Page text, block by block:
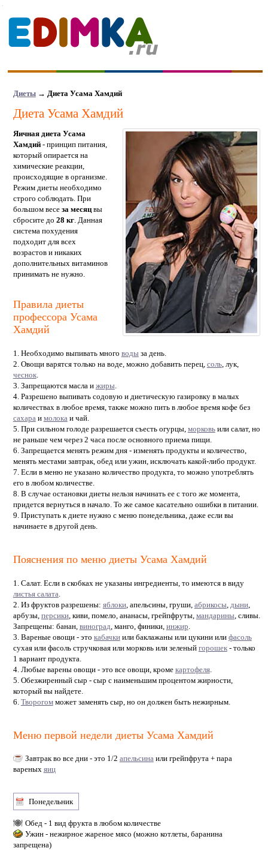
Диеты→ Диета Усама Хамдий
Диета Усама Хамдий
Яичная диета Усама
Хамдий- принцип питания,
который опирается на
химические реакции,
происходящие в организме.
Режим диеты необходимо
строго соблюдать. При
большом весе за месяцвы
сбросите до 28 кг. Данная
система похудения
подходит для всех
возрастов и никаких
дополнительных витаминов
принимать не нужно.
Правила диеты
профессора Усама
Хамдий
1. Необходимо выпивать много водыза день.
2. Овощи варятся только на воде, можно добавить перец, соль, лук,
чеснок.
3. Запрещаются масла и жиры.
4. Разрешено выпивать содовую и диетическую газировку в малых
количествах в любое время, также можно пить в любое время кофе без
сахара и молока и чай.
5. При сильном голоде разрешается съесть огурцы, морковьили салат, но
не раньше чем через 2 часа после основного приема пищи.
6. Запрещается менять режим дня - изменять продукты и количество,
менять местами завтрак, обед или ужин, исключать какой-либо продукт.
7. Если в меню не указано количество продукта, то можно употреблять
его в любом количестве.
8. В случае остановки диеты нельзя начинать ее с того же момента,
придется вернуться в начало. То же самое касательно ошибки в питании.
9. Приступать к диете нужно с меню понедельника, даже если вы
начинаете в другой день.
Пояснения по меню диеты Усама Хамдий
1. Салат. Если в скобках не указаны ингредиенты, то имеются в виду
листья салата
2. Из фруктов разрешены: яблоки, апельсины, груши, абрикосы, дыни,
арбузы, персики, киви, помело, ананасы, грейпфруты, мандарины, сливы.
Запрещены: банан, виноград , манго, финики, инжир
3. Вареные овощи - это кабачкиили баклажаны или цукини или фасоль
сухая или фасоль стручковая или морковь или зеленый горошек- только
1 вариант продукта.
4. Любые варены овощи - это все овощи, кроме картофеля.
5. Обезжиренный сыр - сыр с наименьшим процентом жирности,
который вы найдете.
6. Творогомможет заменять сыр, но он должен быть нежирным.
Меню первой недели диеты Усама Хамдий
Завтрак во все дни - это 1/2 апельсина или грейпфрута + пара
вареных яиц
Понедельник
Обед - 1 вид фрукта в любом количестве
Ужин - нежирное жареное мясо (можно котлеты, баранина
запрещена)